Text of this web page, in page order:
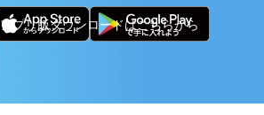
アプリ版ダウンロードはこちらから